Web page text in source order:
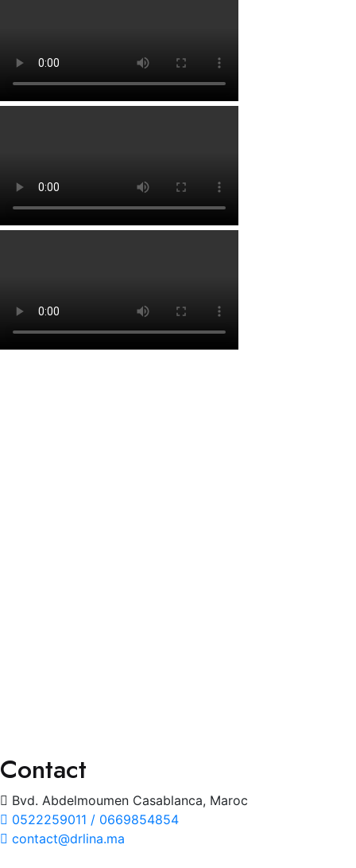
Contact
Bvd. Abdelmoumen Casablanca, Maroc
0522259011 / 0669854854
contact@drlina.ma